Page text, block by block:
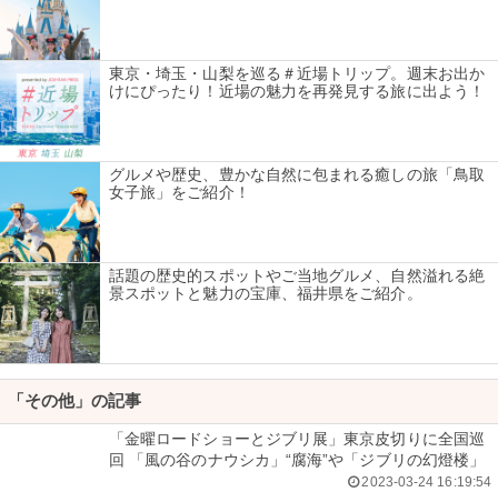
東京・埼玉・山梨を巡る＃近場トリップ。週末お出か
けにぴったり！近場の魅力を再発見する旅に出よう！
グルメや歴史、豊かな自然に包まれる癒しの旅「鳥取
女子旅」をご紹介！
話題の歴史的スポットやご当地グルメ、自然溢れる絶
景スポットと魅力の宝庫、福井県をご紹介。
「その他」の記事
「金曜ロードショーとジブリ展」東京皮切りに全国巡
回 「風の谷のナウシカ」“腐海”や「ジブリの幻燈楼」
2023-03-24 16:19:54